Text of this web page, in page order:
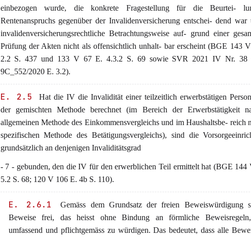
einbezogen wurde, die konkrete Fragestellung für die Beurtei-
Rentenanspruchs gegenüber der Invalidenversicherung entschei- dend war
invalidenversicherungsrechtliche Betrachtungsweise auf- grund einer
Prüfung der Akten nicht als offensichtlich unhalt- bar erscheint (BGE 143
2.2 S. 437 und 133 V 67 E. 4.3.2 S. 69 sowie SVR 2021 IV Nr. 38
9C_552/2020 E. 3.2).
E. 2.5
Hat die IV die Invalidität einer teilzeitlich erwerbstätigen
der gemischten Methode berechnet (im Bereich der Erwerbstätigkeit
allgemeinen Methode des Einkommensvergleichs und im Haushaltsbe- reich
spezifischen Methode des Betätigungsvergleichs), sind die
grundsätzlich an denjenigen Invaliditätsgrad
- 7 - gebunden, den die IV für den erwerblichen Teil ermittelt hat (BGE 144
5.2 S. 68; 120 V 106 E. 4b S. 110).
E. 2.6.1
Gemäss dem Grundsatz der freien Beweiswürdigung
Beweise frei, das heisst ohne Bindung an förmliche
umfassend und pflichtgemäss zu würdigen. Das bedeutet, dass alle